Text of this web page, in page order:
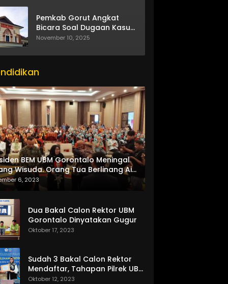
Pemkab Gorut Angkat
Bicara Soal Dugaan Kasus
Asusila Oknum ASN
November 10, 2025
BEM UBM Gorontalo Meningal
Wisuda. Orang Tua Berlinang Air
Menerima SKL dan Pemasangan
6, 2023
Dua Bakal Calon Rektor UBM
Gorontalo Dinyatakan Gugur
Oktober 17, 2023
Sudah 3 Bakal Calon Rektor
Mendaftar, Tahapan Pilrek UBM
Gorontalo Makin Seru
Oktober 12, 2023